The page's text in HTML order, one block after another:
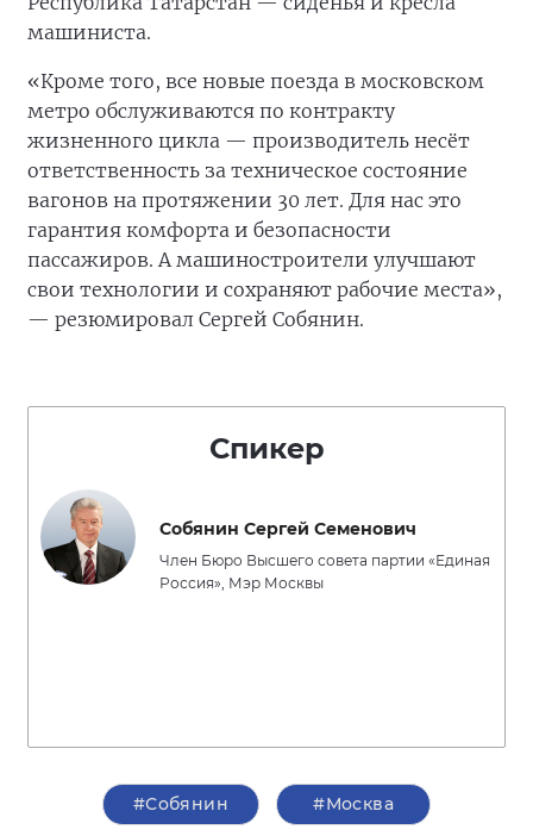
машиниста.
«Кроме того, все новые поезда в московском
метро обслуживаются по контракту
жизненного цикла — производитель несёт
ответственность за техническое состояние
вагонов на протяжении 30 лет. Для нас это
гарантия комфорта и безопасности
пассажиров. А машиностроители улучшают
свои технологии и сохраняют рабочие места»,
— резюмировал Сергей Собянин.
Спикер
Собянин Сергей Семенович
Член Бюро Высшего совета партии «Единая
Россия», Мэр Москвы
#Собянин #Москва